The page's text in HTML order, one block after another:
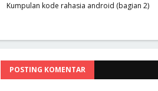
Kumpulan kode rahasia android (bagian 2)
POSTING KOMENTAR